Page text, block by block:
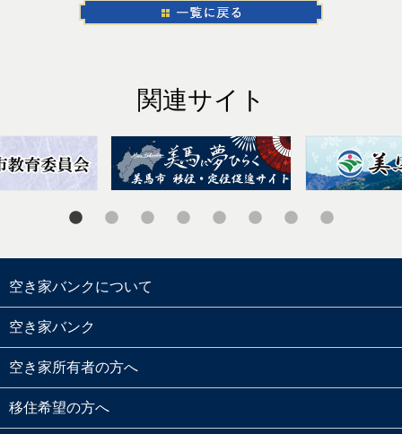
関連サイト
空き家バンクについて
空き家バンク
空き家所有者の方へ
移住希望の方へ